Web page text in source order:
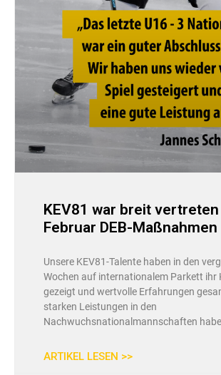
KEV81 war breit
Februar DEB-Maßnahmen
Unsere KEV81-Talente haben in den
Wochen auf internationalem Parkett ihr
gezeigt und wertvolle Erfahrungen
starken Leistungen in den
Nachwuchsnationalmannschaften
ARTIKEL LESEN >>